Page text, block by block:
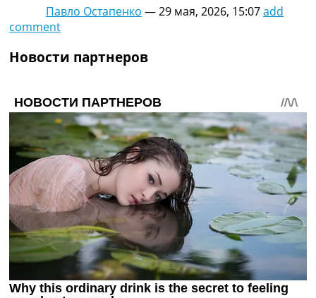
Англия. Премьер Лига
Таблицы
Украина. Первая Лига
Лига Чемпионов. Таблицы групп
Англия. Премьер-Лига
Испания. Ла Лига
Все таблицы >>>
Рейтинги
Рейтинг стран УЕФА
Рейтинг клубов УЕФА
Рейтинг ФИФА
ТВ программа
Павло Остапенко —29 мая, 2026, 15:07add
comment
Новости партнеров